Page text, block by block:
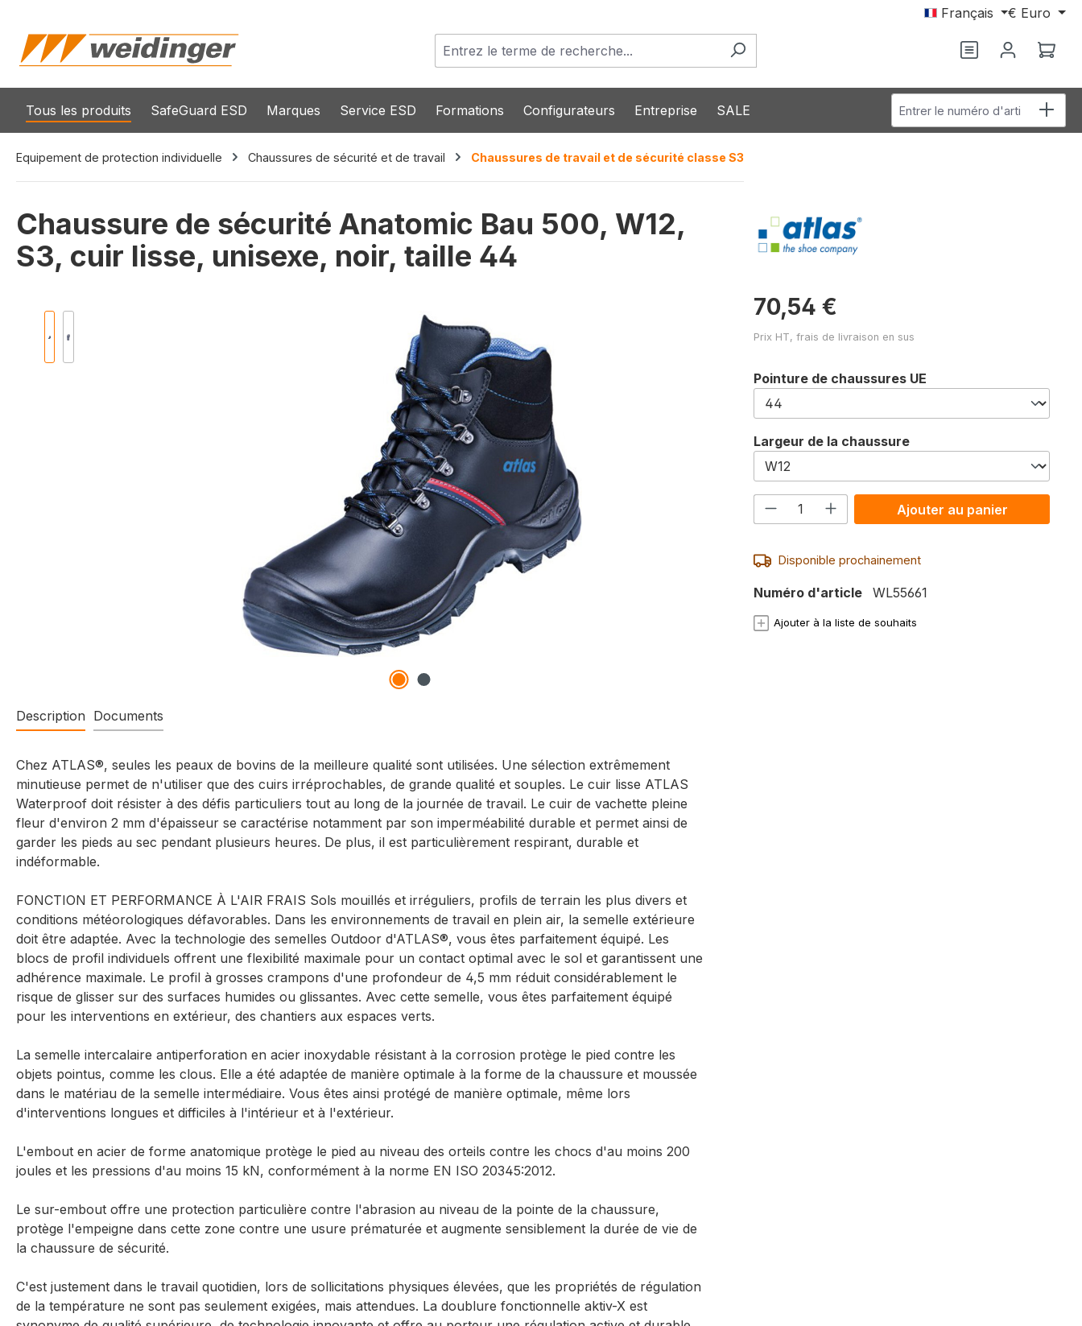
Français € Euro
Vous avez 0Le
Tous les produits SafeGuard ESD Marques Service ESD Formations Configurateurs Entreprise SALE Entrer le numéro d'article
Equipement de protection individuelle Chaussures de sécurité et de travail Chaussures de travail et de sécurité classe S3
Chaussure de sécurité Anatomic Bau 500, W12,
S3, cuir lisse, unisexe, noir, taille 44
Description Documents
Chez ATLAS®, seules les peaux de bovins de la meilleure qualité sont utilisées. Une sélection extrêmement
minutieuse permet de n'utiliser que des cuirs irréprochables, de grande qualité et souples. Le cuir lisse ATLAS
Waterproof doit résister à des défis particuliers tout au long de la journée de travail. Le cuir de vachette pleine
fleur d'environ 2 mm d'épaisseur se caractérise notamment par son imperméabilité durable et permet ainsi de
garder les pieds au sec pendant plusieurs heures. De plus, il est particulièrement respirant, durable et
indéformable.
FONCTION ET PERFORMANCE À L'AIR FRAIS Sols mouillés et irréguliers, profils de terrain les plus divers et
conditions météorologiques défavorables. Dans les environnements de travail en plein air, la semelle extérieure
doit être adaptée. Avec la technologie des semelles Outdoor d'ATLAS®, vous êtes parfaitement équipé. Les
blocs de profil individuels offrent une flexibilité maximale pour un contact optimal avec le sol et garantissent une
adhérence maximale. Le profil à grosses crampons d'une profondeur de 4,5 mm réduit considérablement le
risque de glisser sur des surfaces humides ou glissantes. Avec cette semelle, vous êtes parfaitement équipé
pour les interventions en extérieur, des chantiers aux espaces verts.
La semelle intercalaire antiperforation en acier inoxydable résistant à la corrosion protège le pied contre les
objets pointus, comme les clous. Elle a été adaptée de manière optimale à la forme de la chaussure et moussée
dans le matériau de la semelle intermédiaire. Vous êtes ainsi protégé de manière optimale, même lors
d'interventions longues et difficiles à l'intérieur et à l'extérieur.
L'embout en acier de forme anatomique protège le pied au niveau des orteils contre les chocs d'au moins 200
joules et les pressions d'au moins 15 kN, conformément à la norme EN ISO 20345:2012.
Le sur-embout offre une protection particulière contre l'abrasion au niveau de la pointe de la chaussure,
protège l'empeigne dans cette zone contre une usure prématurée et augmente sensiblement la durée de vie de
la chaussure de sécurité.
C'est justement dans le travail quotidien, lors de sollicitations physiques élevées, que les propriétés de régulation
de la température ne sont pas seulement exigées, mais attendues. La doublure fonctionnelle aktiv-X est
70,54 €
Prix HT, frais de livraison en sus
Sélectionnez
Pointure de chaussures UE
Sélectionnez
Largeur de la chaussure
Quantité de produit : Entrez la
Ajouter au panier
Disponible prochainement
Numéro d'article WL55661
Ajouter à la liste de souhaits